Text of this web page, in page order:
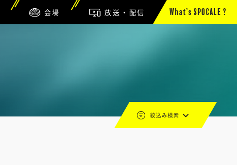
会場 放送・配信 What’s SPOCALE ?
絞込み検索